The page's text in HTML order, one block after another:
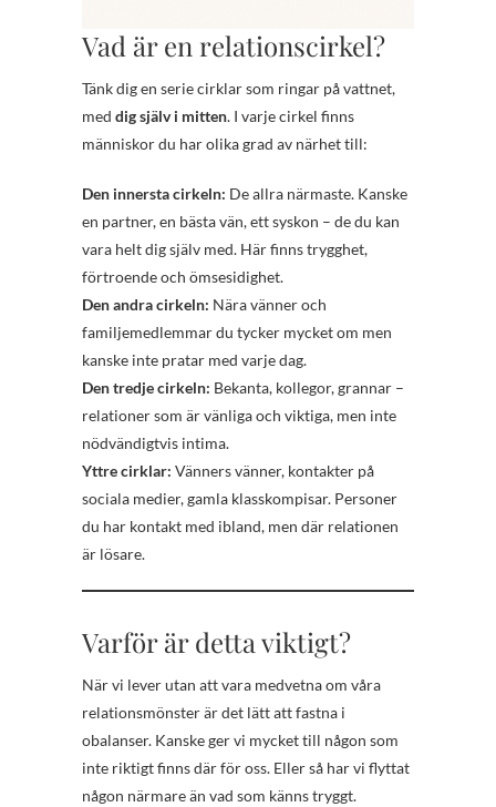
Vad är en relationscirkel?
Tänk dig en serie cirklar som ringar på vattnet,
med dig själv i mitten. I varje cirkel finns
människor du har olika grad av närhet till:
Den innersta cirkeln: De allra närmaste. Kanske
en partner, en bästa vän, ett syskon – de du kan
vara helt dig själv med. Här finns trygghet,
förtroende och ömsesidighet.
Den andra cirkeln: Nära vänner och
familjemedlemmar du tycker mycket om men
kanske inte pratar med varje dag.
Den tredje cirkeln: Bekanta, kollegor, grannar –
relationer som är vänliga och viktiga, men inte
nödvändigtvis intima.
Yttre cirklar: Vänners vänner, kontakter på
sociala medier, gamla klasskompisar. Personer
du har kontakt med ibland, men där relationen
är lösare.
Varför är detta viktigt?
När vi lever utan att vara medvetna om våra
relationsmönster är det lätt att fastna i
obalanser. Kanske ger vi mycket till någon som
inte riktigt finns där för oss. Eller så har vi flyttat
någon närmare än vad som känns tryggt.